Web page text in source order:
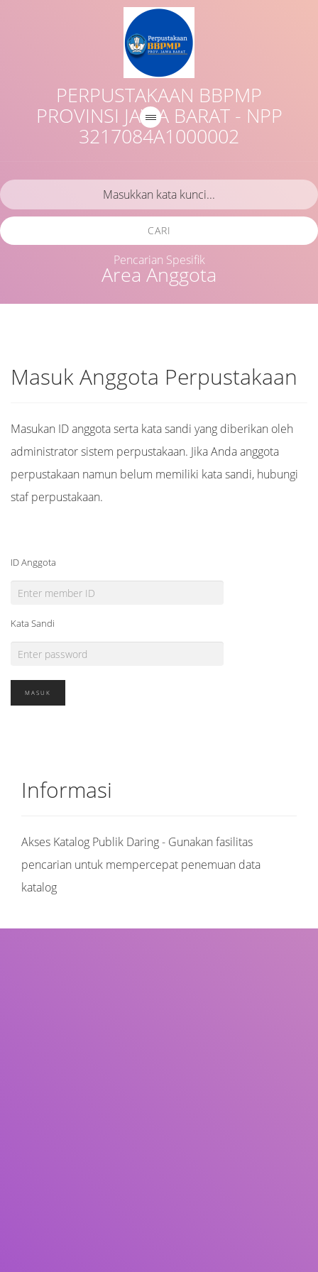
PERPUSTAKAAN BBPMP
PROVINSI JAWA BARAT - NPP
3217084A1000002
Area Anggota
CARI
Pencarian Spesifik
Masuk Anggota Perpustakaan
Masukan ID anggota serta kata sandi yang diberikan oleh
administrator sistem perpustakaan. Jika Anda anggota
perpustakaan namun belum memiliki kata sandi, hubungi
staf perpustakaan.
ID Anggota
Kata Sandi
Informasi
Akses Katalog Publik Daring - Gunakan fasilitas
pencarian untuk mempercepat penemuan data
katalog